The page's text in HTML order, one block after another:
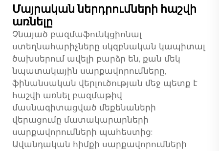
Մայրական ներդրումների հաշվի
առնելը
Չնայած բազմաֆունկցիոնալ
ստեղնահարիչները սկզբնական կապիտալ
ծախսերում ավելի բարձր են, քան մեկ
նպատակային սարքավորումները,
ֆինանսական վերլուծության մեջ պետք է
հաշվի առնել բազմաթիվ
մասնագիտացված մեքենաների
վերացումը մատակարարների
սարքավորումների պահեստից:
Ավանդական հիմքի սարքավորումների